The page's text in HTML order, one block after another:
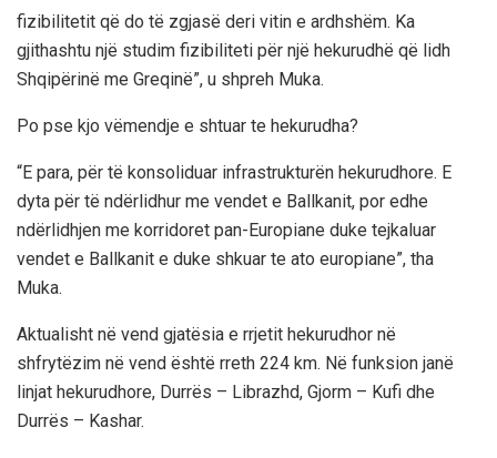
fizibilitetit që do të zgjasë deri vitin e ardhshëm. Ka
gjithashtu një studim fizibiliteti për një hekurudhë që lidh
Shqipërinë me Greqinë”, u shpreh Muka.
Po pse kjo vëmendje e shtuar te hekurudha?
“E para, për të konsoliduar infrastrukturën hekurudhore. E
dyta për të ndërlidhur me vendet e Ballkanit, por edhe
ndërlidhjen me korridoret pan-Europiane duke tejkaluar
vendet e Ballkanit e duke shkuar te ato europiane”, tha
Muka.
Aktualisht në vend gjatësia e rrjetit hekurudhor në
shfrytëzim në vend është rreth 224 km. Në funksion janë
linjat hekurudhore, Durrës – Librazhd, Gjorm – Kufi dhe
Durrës – Kashar.